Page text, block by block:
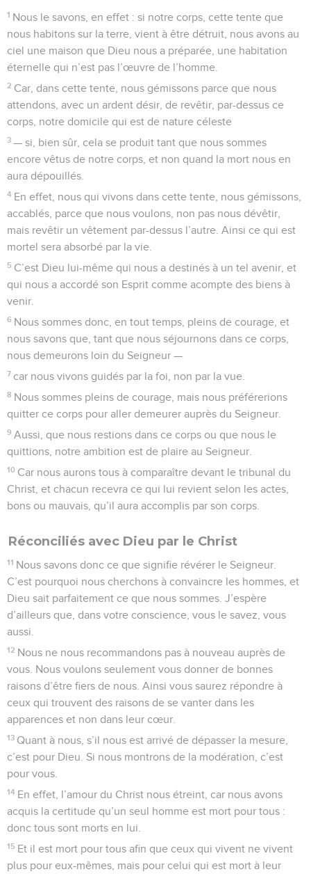
1 Nous le savons, en effet : si notre corps, cette tente que
nous habitons sur la terre, vient à être détruit, nous avons au
ciel une maison que Dieu nous a préparée, une habitation
éternelle qui n’est pas l’œuvre de l’homme.
2 Car, dans cette tente, nous gémissons parce que nous
attendons, avec un ardent désir, de revêtir, par-dessus ce
corps, notre domicile qui est de nature céleste
3 — si, bien sûr, cela se produit tant que nous sommes
encore vêtus de notre corps, et non quand la mort nous en
aura dépouillés.
4 En effet, nous qui vivons dans cette tente, nous gémissons,
accablés, parce que nous voulons, non pas nous dévêtir,
mais revêtir un vêtement par-dessus l’autre. Ainsi ce qui est
mortel sera absorbé par la vie.
5 C’est Dieu lui-même qui nous a destinés à un tel avenir, et
qui nous a accordé son Esprit comme acompte des biens à
venir.
6 Nous sommes donc, en tout temps, pleins de courage, et
nous savons que, tant que nous séjournons dans ce corps,
nous demeurons loin du Seigneur —
7 car nous vivons guidés par la foi, non par la vue.
8 Nous sommes pleins de courage, mais nous préférerions
quitter ce corps pour aller demeurer auprès du Seigneur.
9 Aussi, que nous restions dans ce corps ou que nous le
quittions, notre ambition est de plaire au Seigneur.
10 Car nous aurons tous à comparaître devant le tribunal du
Christ, et chacun recevra ce qui lui revient selon les actes,
bons ou mauvais, qu’il aura accomplis par son corps.
Réconciliés avec Dieu par le Christ
11 Nous savons donc ce que signifie révérer le Seigneur.
C’est pourquoi nous cherchons à convaincre les hommes, et
Dieu sait parfaitement ce que nous sommes. J’espère
d’ailleurs que, dans votre conscience, vous le savez, vous
aussi.
12 Nous ne nous recommandons pas à nouveau auprès de
vous. Nous voulons seulement vous donner de bonnes
raisons d’être fiers de nous. Ainsi vous saurez répondre à
ceux qui trouvent des raisons de se vanter dans les
apparences et non dans leur cœur.
13 Quant à nous, s’il nous est arrivé de dépasser la mesure,
c’est pour Dieu. Si nous montrons de la modération, c’est
pour vous.
14 En effet, l’amour du Christ nous étreint, car nous avons
acquis la certitude qu’un seul homme est mort pour tous :
donc tous sont morts en lui.
15 Et il est mort pour tous afin que ceux qui vivent ne vivent
plus pour eux-mêmes, mais pour celui qui est mort à leur